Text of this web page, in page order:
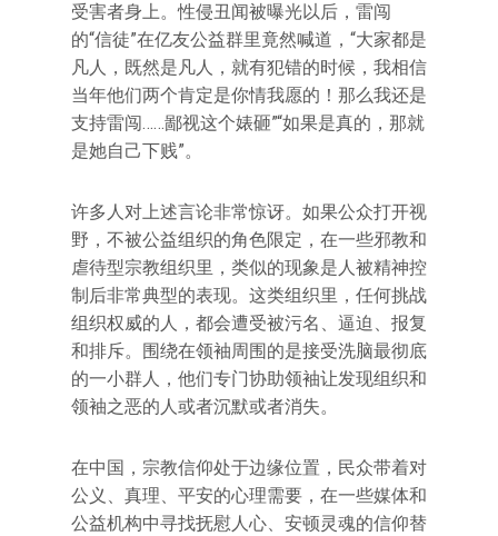
受害者身上。性侵丑闻被曝光以后，雷闯
的“信徒”在亿友公益群里竟然喊道，“大家都是
凡人，既然是凡人，就有犯错的时候，我相信
当年他们两个肯定是你情我愿的！那么我还是
支持雷闯……鄙视这个婊砸”“如果是真的，那就
是她自己下贱”。
许多人对上述言论非常惊讶。如果公众打开视
野，不被公益组织的角色限定，在一些邪教和
虐待型宗教组织里，类似的现象是人被精神控
制后非常典型的表现。这类组织里，任何挑战
组织权威的人，都会遭受被污名、逼迫、报复
和排斥。围绕在领袖周围的是接受洗脑最彻底
的一小群人，他们专门协助领袖让发现组织和
领袖之恶的人或者沉默或者消失。
在中国，宗教信仰处于边缘位置，民众带着对
公义、真理、平安的心理需要，在一些媒体和
公益机构中寻找抚慰人心、安顿灵魂的信仰替